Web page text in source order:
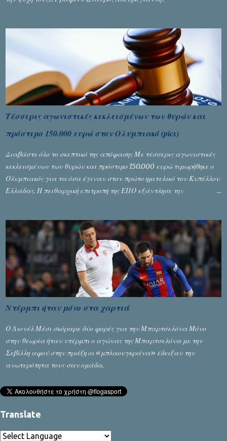
Τέσσερις αγωνιστικές κεκλεισμένων των θυρών και
πρόστιμο 150.000 ευρώ στον Ολυμπιακό (pics)
Διαβάστε όλο το σκεπτικό της απόφασης Με τέσσερις αγωνιστικές
κεκλεισμένων των θυρών και πρόστιμο 150.000 ευρώ τιμωρήθηκε ο
Ολυμπιακός για τα όσα έγιναν στον πρώτο ημιτελικό του Κυπέλλου
Ελλάδας. Η πειθαρχική επιτροπή της ΕΠΟ εξάντλησε την
αφαίρεσης βαθμών, όπως απαιτούσαν, αφού κάτι τέτοιο δεν ήταν
εφικτό, σύμφωνα με τα στοιχεία...
Ντέρμπι ήταν μόνο στα χαρτιά
Ο Λιονέλ Μέσι σκόραρε δύο φορές για την Μπαρτσελόνα Μόνο
στην θεωρία ήταν ντέρμπι ο αγώνας της Μπαρτσελόνα με την
Σεβίλλη αφού στην πράξη οι «μπλαουγκράνα» έδειξαν την
ανωτερότητα τους σαν ομάδα.
Translate